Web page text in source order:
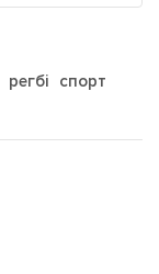
регбі
спорт